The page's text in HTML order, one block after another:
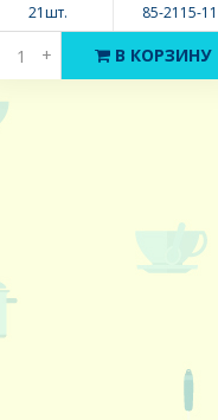
21шт. 85-2115-11
+ В КОРЗИНУ